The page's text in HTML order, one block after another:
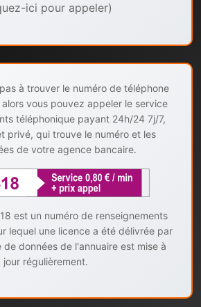
ici pour appeler)
à trouver le numéro de téléphone
vous pouvez appeler le service
téléphonique payant 24h/24 7j/7,
privé, qui trouve le numéro et les
de votre agence bancaire.
est un numéro de renseignements
lequel une licence a été délivrée par
de données de l'annuaire est mise à
jour régulièrement.